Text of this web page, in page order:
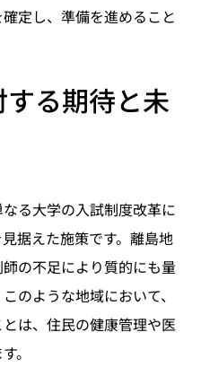
定し、準備を進めること
る期待と未
る大学の入試制度改革に
据えた施策です。離島地
の不足により質的にも量
のような地域において、
は、住民の健康管理や医
。